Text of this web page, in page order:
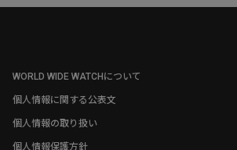
WORLD WIDE WATCHについて
個人情報に関する公表文
個人情報の取り扱い
個人情報保護方針